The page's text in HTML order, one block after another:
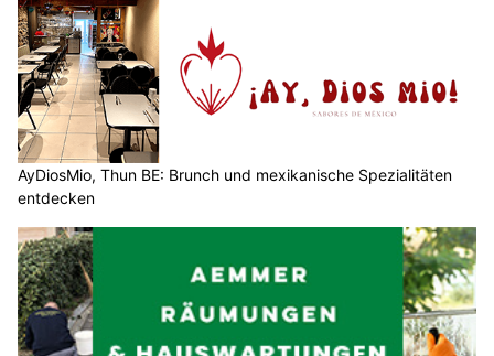
AyDiosMio, Thun BE: Brunch und mexikanische Spezialitäten
entdecken